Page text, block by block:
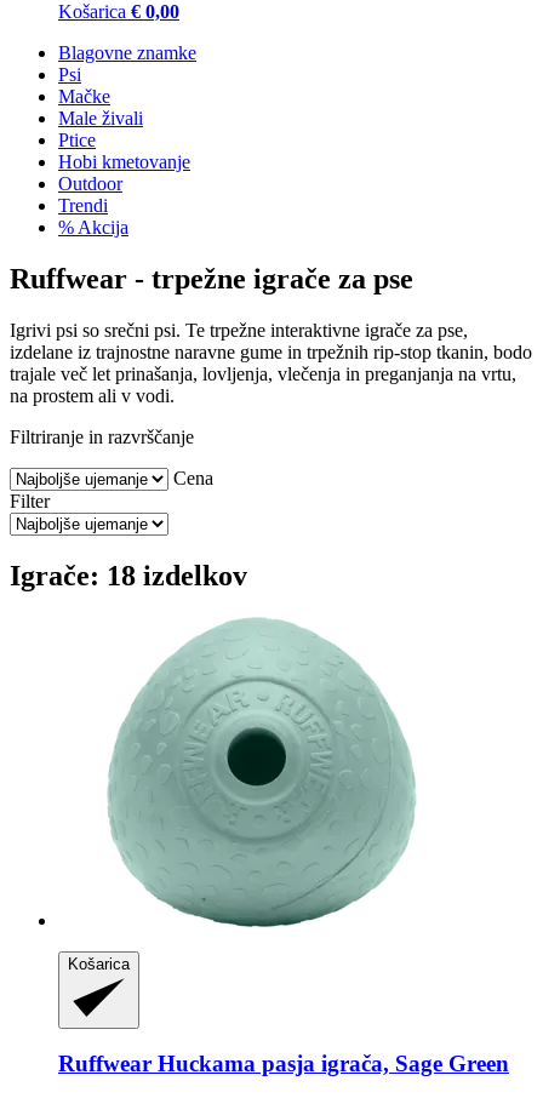
Košarica € 0,00
Blagovne znamke
Psi
Mačke
Male živali
Ptice
Hobi kmetovanje
Outdoor
Trendi
% Akcija
Ruffwear - trpežne igrače za pse
Igrivi psi so srečni psi. Te trpežne interaktivne igrače za pse,
izdelane iz trajnostne naravne gume in trpežnih rip-stop tkanin, bodo
trajale več let prinašanja, lovljenja, vlečenja in preganjanja na vrtu,
na prostem ali v vodi.
Filtriranje in razvrščanje
Cena
Filter
Igrače: 18 izdelkov
Košarica
Ruffwear Huckama pasja igrača, Sage Green